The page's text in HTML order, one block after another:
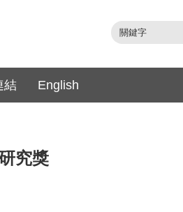
結 English
究獎